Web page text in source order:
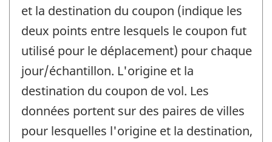
et la destination du coupon (indique les
deux points entre lesquels le coupon fut
utilisé pour le déplacement) pour chaque
jour/échantillon. L'origine et la
destination du coupon de vol. Les
données portent sur des paires de villes
pour lesquelles l'origine et la destination,